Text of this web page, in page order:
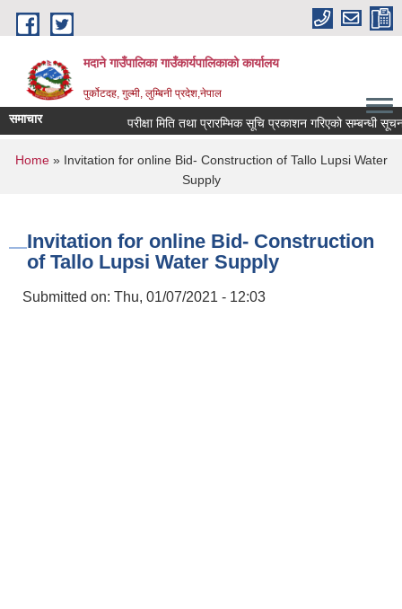
Skip to main content
मदाने गाउँपालिका गाउँकार्यपालिकाको कार्यालय
पुर्कोटदह, गुल्मी, लुम्बिनी प्रदेश,नेपाल
समाचार परीक्षा मिति तथा प्रारम्भिक सूचि प्रकाशन गरिएको सम्बन्धी सूचना
You are here
Home» Invitation for online Bid- Construction of Tallo Lupsi Water
Supply
Invitation for online Bid- Construction
of Tallo Lupsi Water Supply
Submitted on: Thu, 01/07/2021 - 12:03